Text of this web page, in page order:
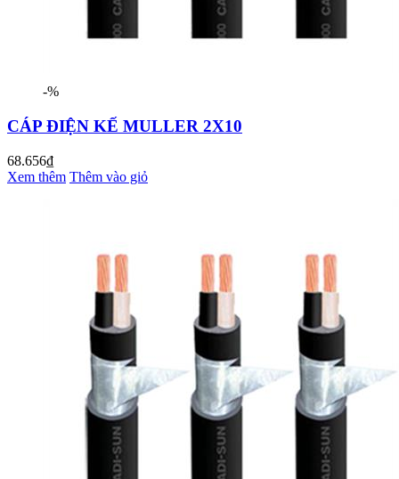
-%
CÁP ĐIỆN KẾ MULLER 2X10
68.656₫
Xem thêm Thêm vào giỏ